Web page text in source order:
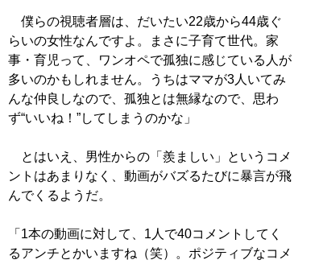
僕らの視聴者層は、だいたい22歳から44歳ぐ
らいの女性なんですよ。まさに子育て世代。家
事・育児って、ワンオペで孤独に感じている人が
多いのかもしれません。うちはママが3人いてみ
んな仲良しなので、孤独とは無縁なので、思わ
ず“いいね！”してしまうのかな」
とはいえ、男性からの「羨ましい」というコメ
ントはあまりなく、動画がバズるたびに暴言が飛
んでくるようだ。
「1本の動画に対して、1人で40コメントしてく
るアンチとかいますね（笑）。ポジティブなコメ